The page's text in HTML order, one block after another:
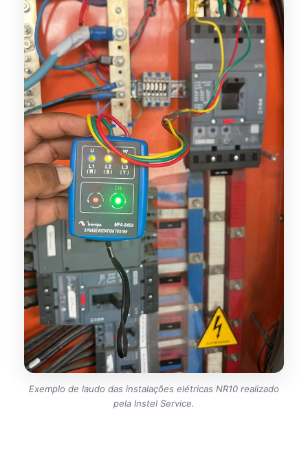
Exemplo de laudo das instalações elétricas NR10 realizado
pela Instel Service.